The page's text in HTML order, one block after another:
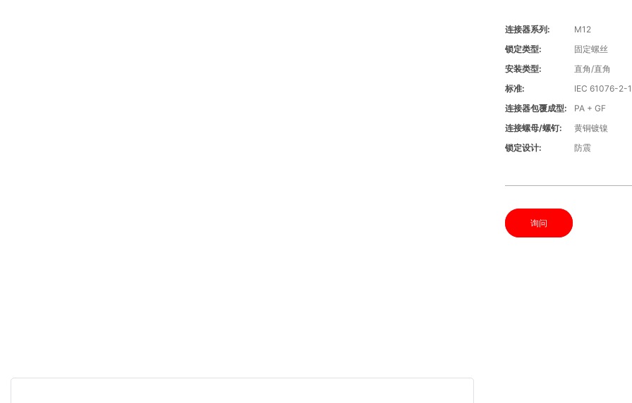
连接器系列:
M12
锁定类型:
固定螺丝
安装类型:
直角/直角
标准:
IEC 61076-2-
连接器包覆成型:
PA + GF
连接螺母/螺钉:
黄铜镀镍
锁定设计:
防震
询问